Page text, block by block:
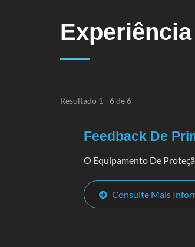
Resultado 1 - 6 de 6
Feedback De
O Equipamento De
Consulte Mais